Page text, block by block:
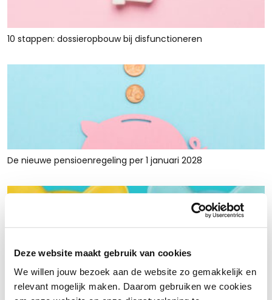
Deze website maakt gebruik van cookies
We willen jouw bezoek aan de website zo gemakkelijk en
relevant mogelijk maken. Daarom gebruiken we cookies
10 stappen: dossieropbouw bij disfunctioneren
De nieuwe pensioenregeling per 1 januari 2028
Rust en ruimte met werkkapitaalfinanciering: voor retailers
die tijdelijk krap zitten